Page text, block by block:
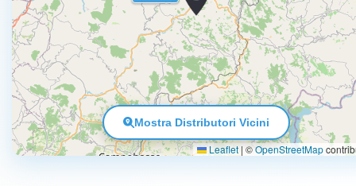
Leaflet | ©OpenStreetMap
Mostra Distributori Vicini